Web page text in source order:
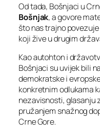
Od tada, Bošnjaci u
Bošnjak, a govore
što nas trajno
koji žive u drugim
Kao autohton i
Bošnjaci su uvijek bili
demokratske i
konkretnim odlukama
nezavisnosti, glasanju
pružanjem snažnog
Crne Gore.